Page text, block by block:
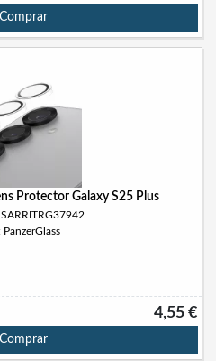
Comprar
Protector Galaxy S25 Plus
PanzerGlass
4,55 €
Comprar